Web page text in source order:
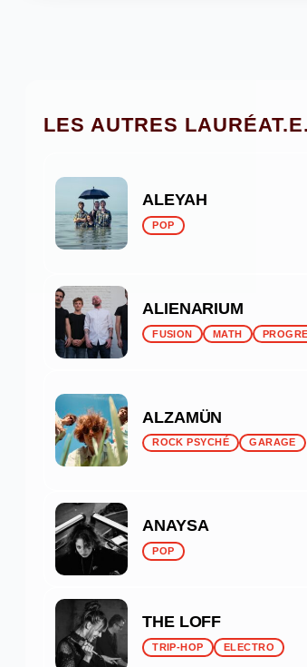
LES AUTRES
ALEYAH
POP
ALIENARIUM
FUSION MATH
ALZAMÜN
ROCK PSYCHÉ GARAGE
ANAYSA
POP
THE LOFF
TRIP-HOP ELECTRO